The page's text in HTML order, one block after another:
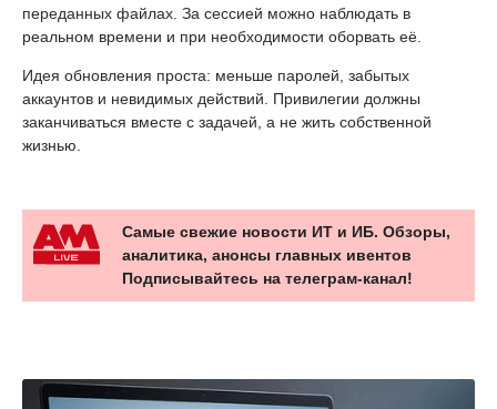
переданных файлах. За сессией можно наблюдать в
реальном времени и при необходимости оборвать её.
Идея обновления проста: меньше паролей, забытых
аккаунтов и невидимых действий. Привилегии должны
заканчиваться вместе с задачей, а не жить собственной
жизнью.
Самые свежие новости ИТ и ИБ. Обзоры,
аналитика, анонсы главных ивентов
Подписывайтесь на телеграм-канал!